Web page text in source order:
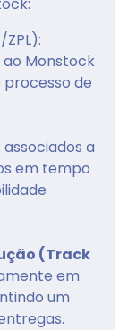
ao Monstock
de
associados a
em tempo
(Track
em
um